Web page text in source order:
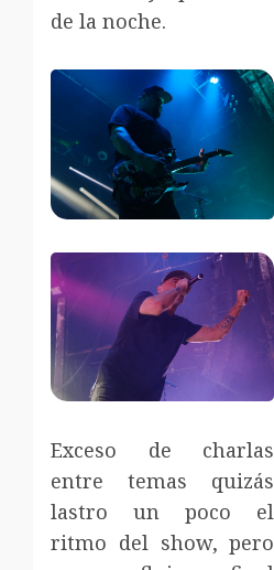
de la noche.
Exceso de charlas
entre temas quizás
lastro un poco el
ritmo del show, pero